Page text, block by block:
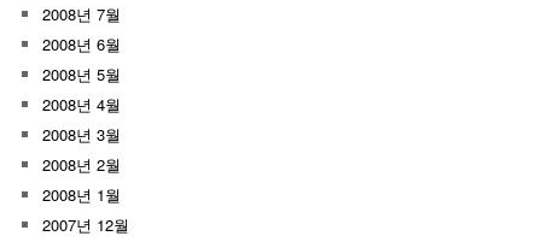
2008년 7월
2008년 6월
2008년 5월
2008년 4월
2008년 3월
2008년 2월
2008년 1월
2007년 12월